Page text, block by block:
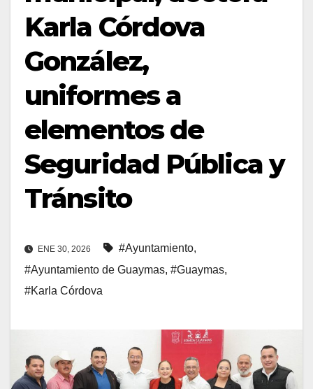
Karla Córdova
González,
uniformes a
elementos de
Seguridad Pública y
Tránsito
ENE 30, 2026 #Ayuntamiento,
#Ayuntamiento de Guaymas, #Guaymas,
#Karla Córdova